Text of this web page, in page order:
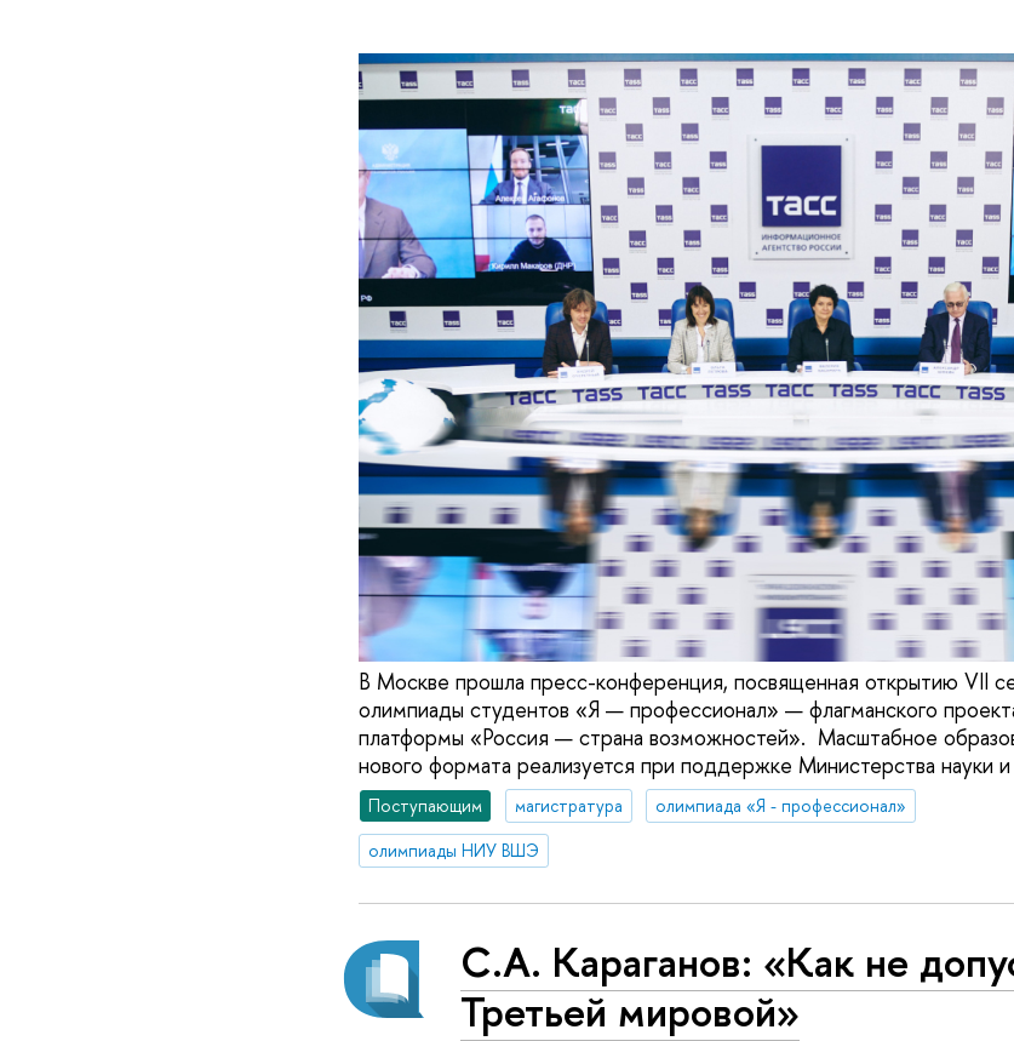
В Москве прошла пресс-конференция, посвященная открытию VII
олимпиады студентов «Я — профессионал» — флагманского
платформы «Россия — страна возможностей». Масштабное
нового формата реализуется при поддержке Министерства науки
Поступающим магистратура
олимпиада «Я - профессионал»
олимпиады НИУ ВШЭ
С.А. Караганов: «Как не
Третьей мировой»